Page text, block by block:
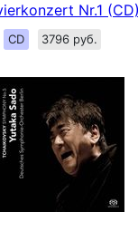
Nr.1 (CD)
CD 3796 руб.